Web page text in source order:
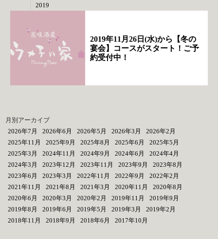
2019
2019年11月26日(水)から【冬の
宴会】コースがスタート！ご予
約受付中！
月別アーカイブ
2026年7月
2026年6月 2026年5月 2026年3月
2026年2月
2025年11月
2025年9月 2025年8月 2025年6月
2025年5月
2025年3月
2024年11月 2024年9月 2024年6月
2024年4月
2024年3月
2023年12月 2023年11月 2023年9月
2023年8月
2023年6月
2023年3月 2022年11月 2022年9月
2022年2月
2021年11月
2021年8月 2021年3月 2020年11月
2020年8月
2020年6月
2020年3月 2020年2月 2019年11月
2019年9月
2019年8月
2019年6月 2019年5月 2019年3月
2019年2月
2018年11月
2018年9月 2018年6月 2017年10月